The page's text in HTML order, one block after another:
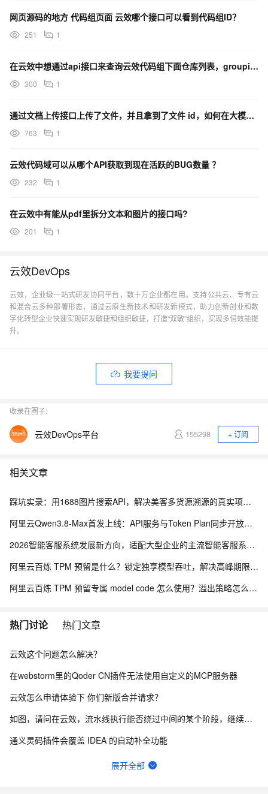
网页源码的地方 代码组页面 云效哪个接口可以看到代码组ID？
251 1
在云效中想通过api接口来查询云效代码组下面仓库列表，groupid 现在在云效的哪个地方能看到？
300 1
通过文档上传接口上传了文件，并且拿到了文件 id，如何在大模型推理 api 里面使用这个文档 id？
763 1
云效代码域可以从哪个API获取到现在活跃的BUG数量 ？
232 1
在云效中有能从pdf里拆分文本和图片的接口吗?
201 1
云效DevOps
云效，企业级一站式研发协同平台，数十万企业都在用。支持公共云、专有云
和混合云多种部署形态，通过云原生新技术和研发新模式，助力创新创业和数
字化转型企业快速实现研发敏捷和组织敏捷，打造“双敏”组织，实现多倍效能提
升。
我要提问
收录在圈子:
云效DevOps平台 155298 + 订阅
相关文章
踩坑实录：用1688图片搜索API，解决美客多货源溯源的真实项目经历
阿里云Qwen3.8-Max首发上线：API服务与Token Plan同步开放全解析
2026智能客服系统发展新方向，适配大型企业的主流智能客服系统评测
阿里云百炼 TPM 预留是什么？锁定独享模型吞吐，解决高峰期限流问题
阿里云百炼 TPM 预留专属 model code 怎么使用？溢出策略怎么选？
热门讨论 热门文章
云效这个问题怎么解决？
在webstorm里的Qoder CN插件无法使用自定义的MCP服务器
云效怎么申请体验下 你们新版合并请求？
如图，请问在云效，流水线执行能否绕过中间的某个阶段，继续向后执行？
通义灵码插件会覆盖 IDEA 的自动补全功能
QoderCN Jetbrains插件存在EDT反模式
展开全部